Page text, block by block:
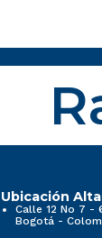
Ubicación
Calle 12 No 7 -
Bogotá -